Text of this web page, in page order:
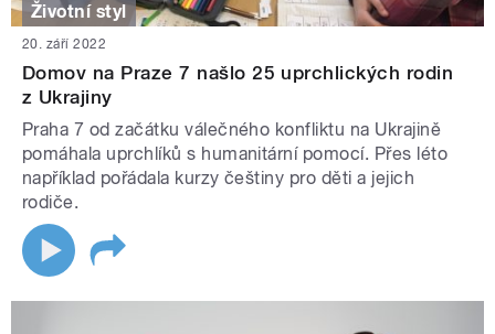
Životní styl
20. září 2022
Domov na Praze 7 našlo 25 uprchlických rodin
z Ukrajiny
Praha 7 od začátku válečného konfliktu na Ukrajině
pomáhala uprchlíků s humanitární pomocí. Přes léto
například pořádala kurzy češtiny pro děti a jejich
rodiče.